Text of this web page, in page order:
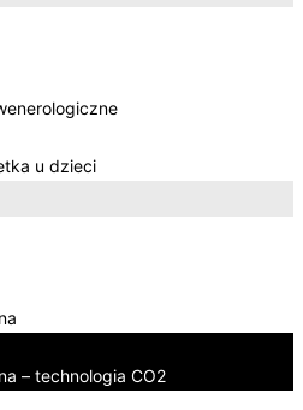
u dzieci
– technologia CO2